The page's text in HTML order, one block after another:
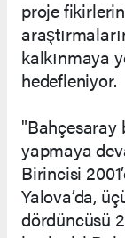
proje
kalkınmaya
hedefleniyor.
"Bahçesaray
yapmaya
Birincisi
Yalova’da,
dördüncüsü